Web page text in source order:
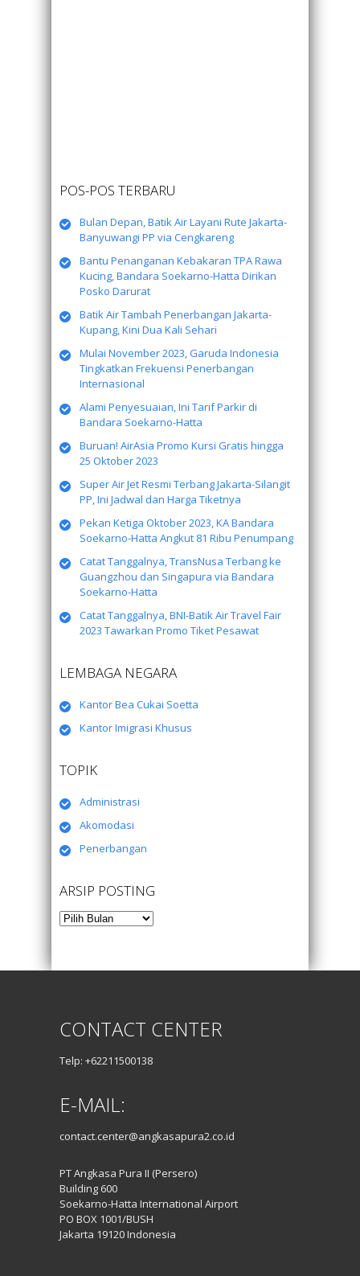
POS-POS TERBARU
Bulan Depan, Batik Air Layani Rute Jakarta-
Banyuwangi PP via Cengkareng
Bantu Penanganan Kebakaran TPA Rawa
Kucing, Bandara Soekarno-Hatta Dirikan
Posko Darurat
Batik Air Tambah Penerbangan Jakarta-
Kupang, Kini Dua Kali Sehari
Mulai November 2023, Garuda Indonesia
Tingkatkan Frekuensi Penerbangan
Internasional
Alami Penyesuaian, Ini Tarif Parkir di
Bandara Soekarno-Hatta
Buruan! AirAsia Promo Kursi Gratis hingga
25 Oktober 2023
Super Air Jet Resmi Terbang Jakarta-Silangit
PP, Ini Jadwal dan Harga Tiketnya
Pekan Ketiga Oktober 2023, KA Bandara
Soekarno-Hatta Angkut 81 Ribu Penumpang
Catat Tanggalnya, TransNusa Terbang ke
Guangzhou dan Singapura via Bandara
Soekarno-Hatta
Catat Tanggalnya, BNI-Batik Air Travel Fair
2023 Tawarkan Promo Tiket Pesawat
LEMBAGA NEGARA
Kantor Bea Cukai Soetta
Kantor Imigrasi Khusus
TOPIK
Administrasi
Akomodasi
Penerbangan
ARSIP POSTING
Arsip
Posting
CONTACT CENTER
Telp: +62211500138
E-MAIL:
contact.center@angkasapura2.co.id
PT Angkasa Pura II (Persero)
Building 600
Soekarno-Hatta International Airport
PO BOX 1001/BUSH
Jakarta 19120 Indonesia